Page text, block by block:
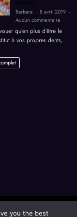
dentaire.
Barbara
8 avril 2019
Aucun commentaire
une
qu’en plus d’être le
à vos propres dents,
you the best